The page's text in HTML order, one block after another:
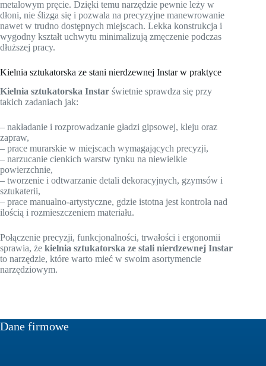
metalowym pręcie. Dzięki temu narzędzie pewnie leży w
dłoni, nie ślizga się i pozwala na precyzyjne manewrowanie
nawet w trudno dostępnych miejscach. Lekka konstrukcja i
wygodny kształt uchwytu minimalizują zmęczenie podczas
dłuższej pracy.
Kielnia sztukatorska ze stani nierdzewnej Instar w praktyce
Kielnia sztukatorska Instar świetnie sprawdza się przy
takich zadaniach jak:
– nakładanie i rozprowadzanie gładzi gipsowej, kleju oraz
zapraw,
– prace murarskie w miejscach wymagających precyzji,
– narzucanie cienkich warstw tynku na niewielkie
powierzchnie,
– tworzenie i odtwarzanie detali dekoracyjnych, gzymsów i
sztukaterii,
– prace manualno-artystyczne, gdzie istotna jest kontrola nad
ilością i rozmieszczeniem materiału.
Połączenie precyzji, funkcjonalności, trwałości i ergonomii
sprawia, że kielnia sztukatorska ze stali nierdzewnej Instar
to narzędzie, które warto mieć w swoim asortymencie
narzędziowym.
Dane firmowe